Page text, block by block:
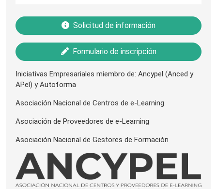
Solicitud de información
Formulario de inscripción
Iniciativas Empresariales miembro de: Ancypel (Anced y
APel) y Autoforma
Asociación Nacional de Centros de e-Learning
Asociación de Proveedores de e-Learning
Asociación Nacional de Gestores de Formación